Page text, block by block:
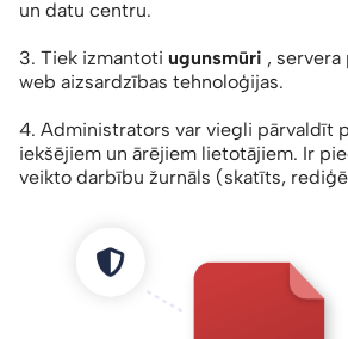
un datu centru.
3. Tiek izmantoti ugunsmūri , servera
web aizsardzības tehnoloģijas.
4. Administrators var viegli pārvaldīt
iekšējiem un ārējiem lietotājiem. Ir
veikto darbību žurnāls (skatīts,